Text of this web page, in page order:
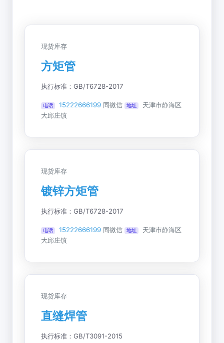
现货库存
方矩管
执行标准：GB/T6728-2017
电话 15222666199同微信 地址
天津市静海区
大邱庄镇
现货库存
镀锌方矩管
执行标准：GB/T6728-2017
电话 15222666199同微信 地址
天津市静海区
大邱庄镇
现货库存
直缝焊管
执行标准：GB/T3091-2015